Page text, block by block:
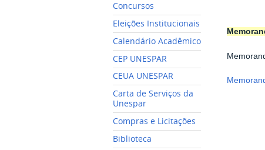
Concursos
Eleições Institucionais
Calendário Acadêmico
CEP UNESPAR
CEUA UNESPAR
Carta de Serviços da
Unespar
Compras e Licitações
Biblioteca